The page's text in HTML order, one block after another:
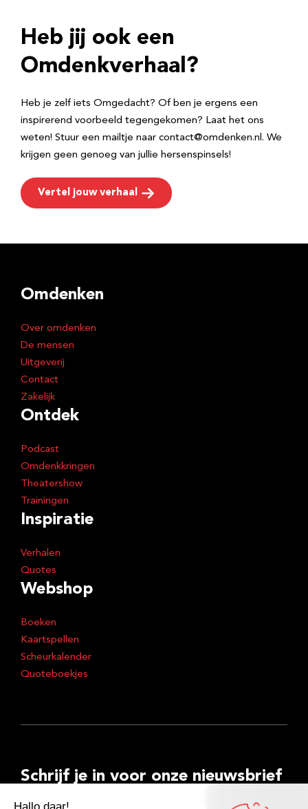
r
e
Heb jij ook een
Omdenkverhaal?
Heb je zelf iets Omgedacht? Of ben je ergens een
inspirerend voorbeeld tegengekomen? Laat het ons
weten! Stuur een mailtje naar contact@omdenken.nl. We
krijgen geen genoeg van jullie hersenspinsels!
Vertel jouw verhaal
Omdenken
Over omdenken
De mensen
Uitgeverij
Contact
Zakelijk
Ontdek
Podcast
Omdenkkringen
Theatershow
Trainingen
Inspiratie
Verhalen
Quotes
Webshop
Boeken
Kaartspellen
Scheurkalender
Quoteboekjes
Schrijf je in voor onze nieuwsbrief